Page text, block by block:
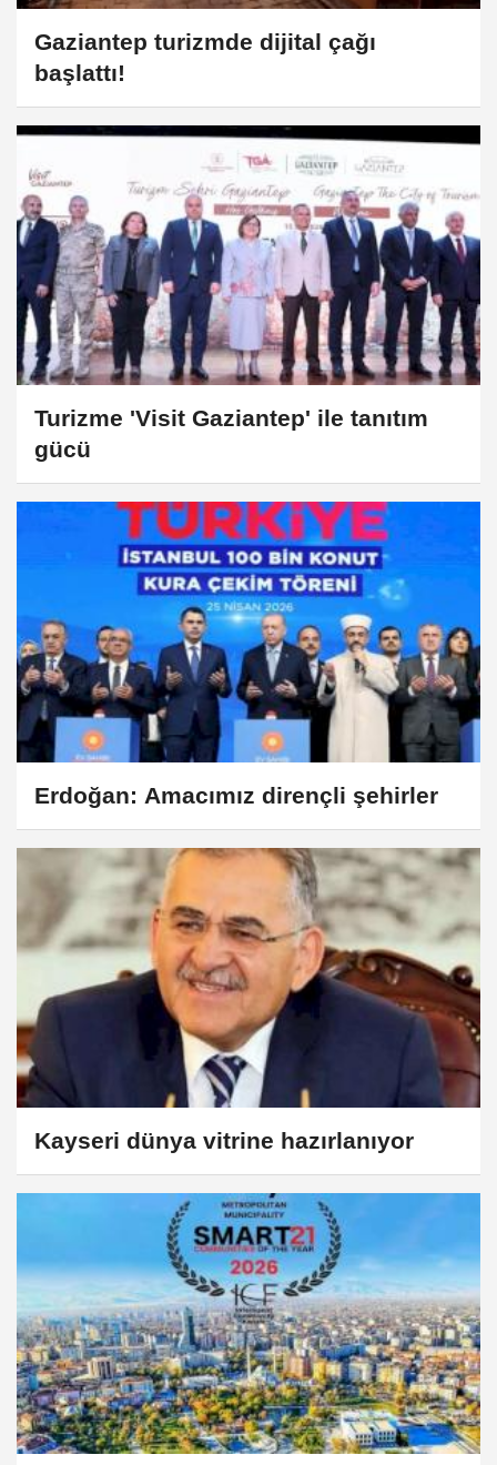
Gaziantep turizmde dijital çağı
başlattı!
Turizme 'Visit Gaziantep' ile tanıtım
gücü
Erdoğan: Amacımız dirençli şehirler
Kayseri dünya vitrine hazırlanıyor